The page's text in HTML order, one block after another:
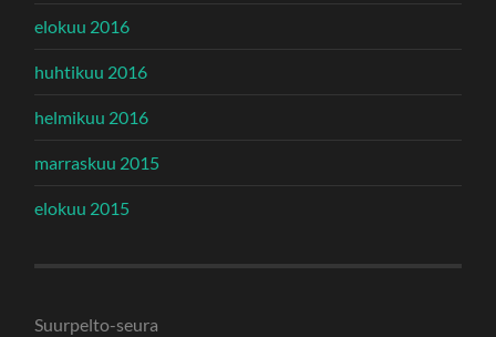
elokuu 2016
huhtikuu 2016
helmikuu 2016
marraskuu 2015
elokuu 2015
Suurpelto-seura